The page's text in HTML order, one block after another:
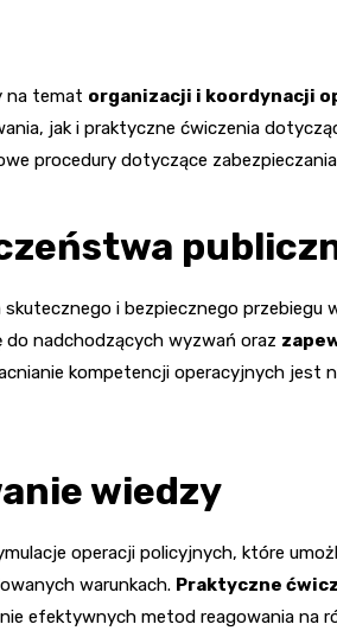
na temat organizacji i koordynacji
jak i praktyczne ćwiczenia
procedury dotyczące
i bezpiecznego przebiegu
nadchodzących wyzwań oraz
kompetencji operacyjnych jest
wiedzy
operacji policyjnych, które
warunkach. Praktyczne
efektywnych metod reagowania na